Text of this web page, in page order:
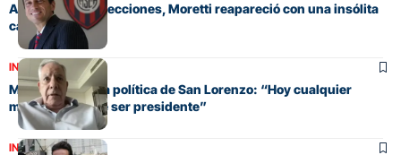
A horas de las elecciones, Moretti reapareció con una insólita
carta despedida
INSTITUCIONAL
Miele liquidó a la política de San Lorenzo: “Hoy cualquier
mediocre quiere ser presidente”
INSTITUCIONAL